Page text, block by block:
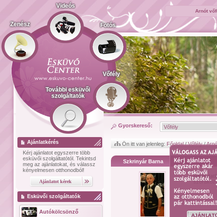
Arnót
Zenész
Videós
Fotós
Vőfély
További esküvői
szolgáltatók
Ajánlatkérés
Kérj ajánlatot egyszerre több
esküvői szolgáltatótól. Tekintsd
meg az ajánlatokat, és válassz
kényelmesen otthonodból!
Esküvői szolgáltatók
Autókölcsönző
Gyorskereső:
Ön itt van jelenleg: Főoldal/Vőfély/
Szkrinyár Barna